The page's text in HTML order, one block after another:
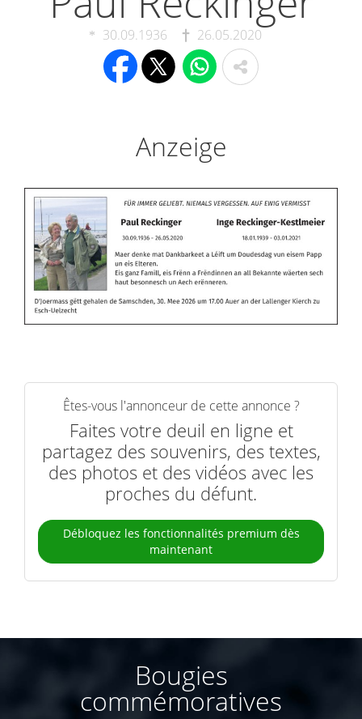
30.09.1936 26.05.2020
Anzeige
Êtes-vous l'annonceur de cette annonce ?
Faites votre deuil en ligne et
partagez des souvenirs, des textes,
des photos et des vidéos avec les
proches du défunt.
Débloquez les fonctionnalités premium dès
maintenant
Bougies
commémoratives